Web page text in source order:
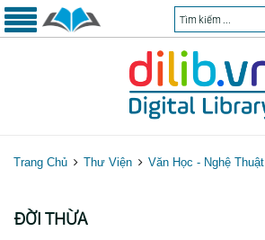
Trang Chủ Thư Viện Văn Học - Nghệ Thuật
ĐỜI THỪA